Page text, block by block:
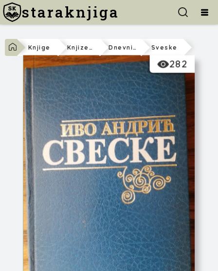
staraknjiga
Knjige Knjizevnost Dnevnici-Secanja Sveske
282
Ivo Andrić
Sveske